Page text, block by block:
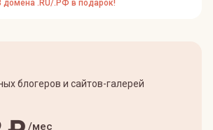
домена .RU/.РФ в подарок!
блогеров и сайтов-галерей
/мес